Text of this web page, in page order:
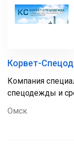
Корвет-
Компания
спецодежды и
Омск